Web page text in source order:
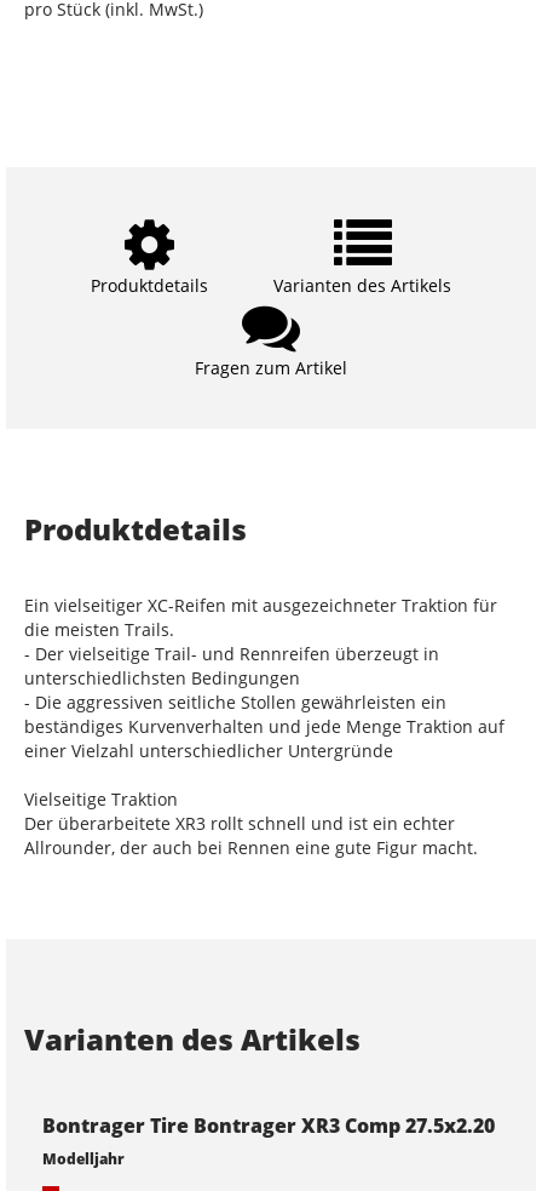
pro Stück (inkl. MwSt.)
Produktdetails Varianten des Artikels
Fragen zum Artikel
Produktdetails
Ein vielseitiger XC-Reifen mit ausgezeichneter Traktion für
die meisten Trails.
- Der vielseitige Trail- und Rennreifen überzeugt in
unterschiedlichsten Bedingungen
- Die aggressiven seitliche Stollen gewährleisten ein
beständiges Kurvenverhalten und jede Menge Traktion auf
einer Vielzahl unterschiedlicher Untergründe
Vielseitige Traktion
Der überarbeitete XR3 rollt schnell und ist ein echter
Allrounder, der auch bei Rennen eine gute Figur macht.
Varianten des Artikels
Bontrager Tire Bontrager XR3 Comp 27.5x2.20
Modelljahr